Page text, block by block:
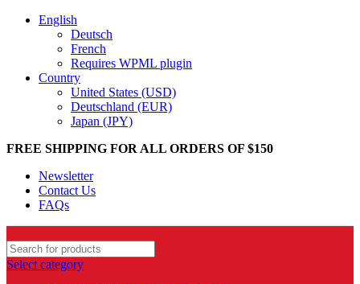
English
Deutsch
French
Requires WPML plugin
Country
United States (USD)
Deutschland (EUR)
Japan (JPY)
FREE SHIPPING FOR ALL ORDERS OF $150
Newsletter
Contact Us
FAQs
Select category